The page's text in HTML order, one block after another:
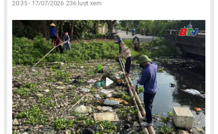
20:35 - 17/07/2026 236 lượt xem